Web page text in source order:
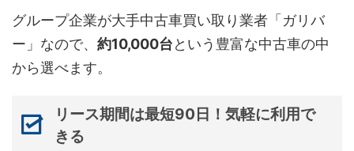
グループ企業が大手中古車買い取り業者「ガリバ
ー」なので、 約10,000台という豊富な中古車の中
から選べます。
リース期間は最短90日！気軽に利用で
きる